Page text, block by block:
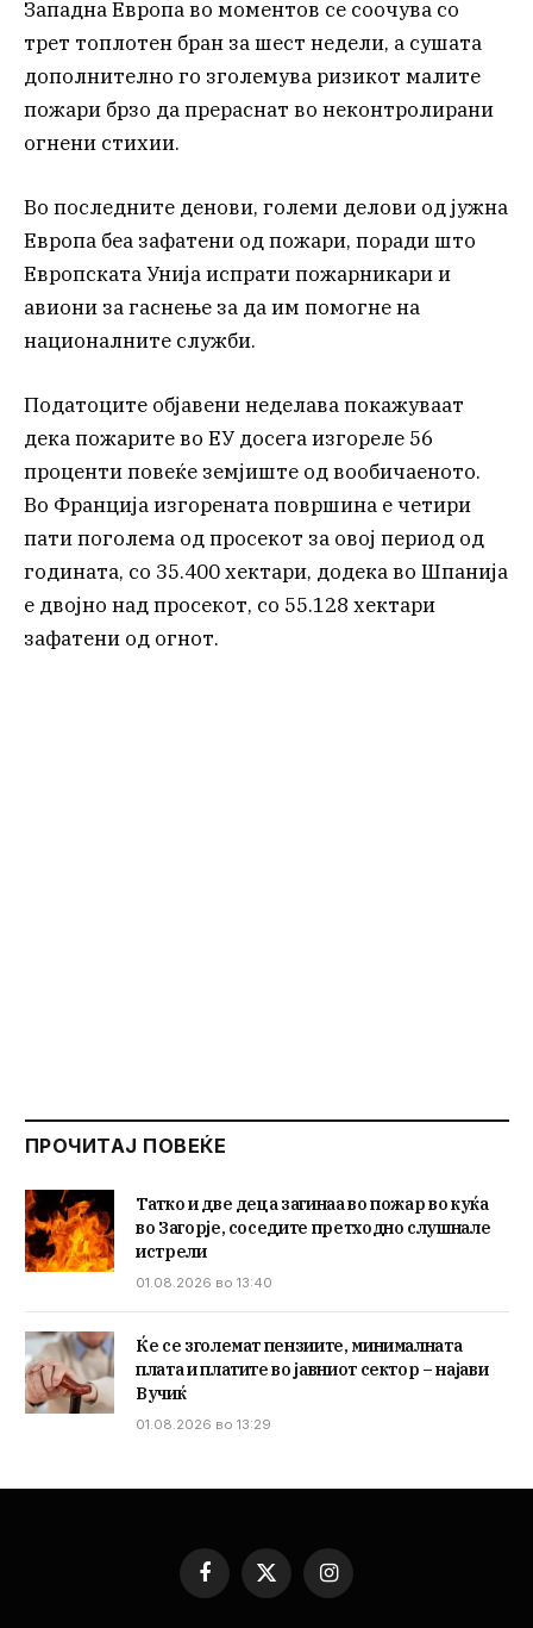
Западна Европа во моментов се соочува со
трет топлотен бран за шест недели, а сушата
дополнително го зголемува ризикот малите
пожари брзо да прераснат во неконтролирани
огнени стихии.
Во последните денови, големи делови од јужна
Европа беа зафатени од пожари, поради што
Европската Унија испрати пожарникари и
авиони за гаснење за да им помогне на
националните служби.
Податоците објавени неделава покажуваат
дека пожарите во ЕУ досега изгореле 56
проценти повеќе земјиште од вообичаеното.
Во Франција изгорената површина е четири
пати поголема од просекот за овој период од
годината, со 35.400 хектари, додека во Шпанија
е двојно над просекот, со 55.128 хектари
зафатени од огнот.
ПРОЧИТАЈ ПОВЕЌЕ
Татко и две деца загинаа во пожар во куќа
во Загорје, соседите претходно слушнале
истрели
01.08.2026 во 13:40
Ќе се зголемат пензиите, минималната
плата и платите во јавниот сектор – најави
Вучиќ
01.08.2026 во 13:29
Facebook
X
Instagram